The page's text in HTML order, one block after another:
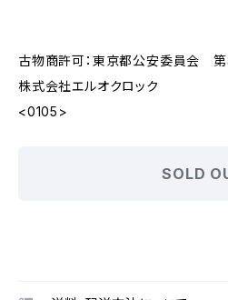
古物商許可：東京都公安委員会
株式会社エルオクロック
<0105>
SOLD